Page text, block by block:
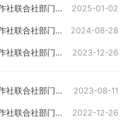
2025年度汨罗市供销合作社联合社部门预算 2025-01-02
2023年度汨罗市供销合作社联合社部门决算 2024-08-28
2024年度汨罗市供销合作社联合社部门预算 2023-12-26
2022年度汨罗市供销合作社联合社部门决算 2023-08-11
2023年度汨罗市供销合作社联合社部门预算 2022-12-26